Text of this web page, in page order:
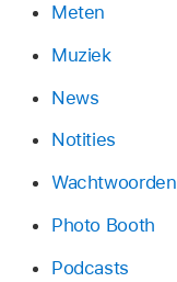
Meten
Muziek
News
Notities
Wachtwoorden
Photo Booth
Podcasts